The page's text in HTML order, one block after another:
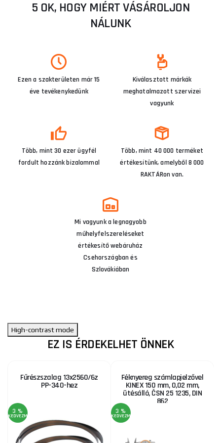
5 OK, HOGY MIÉRT VÁSÁROLJON
NÁLUNK
Ezen a szakterületen már 15
éve tevékenykedünk
Kiválasztott márkák
meghatalmazott szervizei
vagyunk
Több, mint 30 ezer ügyfél
fordult hozzánk bizalommal
Több, mint 40 000 terméket
értékesítünk, amelyből 8 000
RAKTÁRon van.
Mi vagyunk a legnagyobb
műhelyfelszereléseket
értékesítő webáruház
Csehországban és
Szlovákiában
High-contrast mode
EZ IS ÉRDEKELHET ÖNNEK
Fűrészszalag 13x2560/6z
PP-340-hez
3 %
KEDVEZMÉNY
Féknyereg számlapjelzővel
KINEX 150 mm, 0,02 mm,
ütésálló, ČSN 25 1235, DIN
862
3 %
KEDVEZMÉNY